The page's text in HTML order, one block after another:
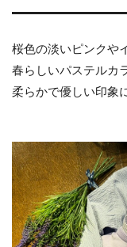
桜色の淡いピンクや
春らしいパステルカ
柔らかで優しい印象